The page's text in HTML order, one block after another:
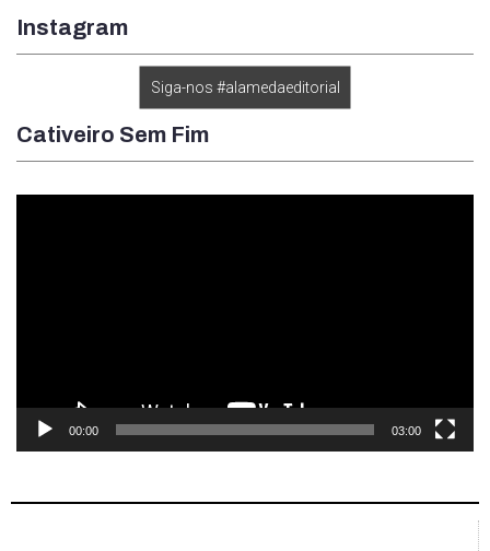
Instagram
Siga-nos #alamedaeditorial
Cativeiro Sem Fim
00:00 03:00